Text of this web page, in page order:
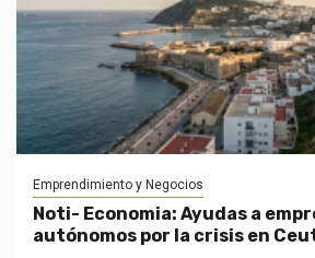
Emprendimiento y Negocios
Noti- Economia: Ayudas a
autónomos por la crisis en